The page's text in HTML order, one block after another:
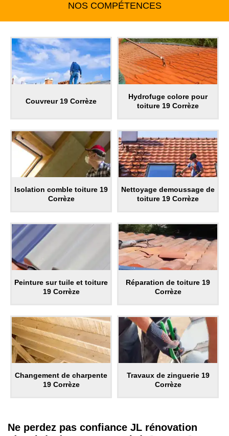
NOS COMPÉTENCES
Couvreur 19 Corrèze
Hydrofuge colore pour
toiture 19 Corrèze
Isolation comble toiture 19
Corrèze
Nettoyage demoussage de
toiture 19 Corrèze
Peinture sur tuile et toiture
19 Corrèze
Réparation de toiture 19
Corrèze
Changement de charpente
19 Corrèze
Travaux de zinguerie 19
Corrèze
Ne perdez pas confiance JL rénovation